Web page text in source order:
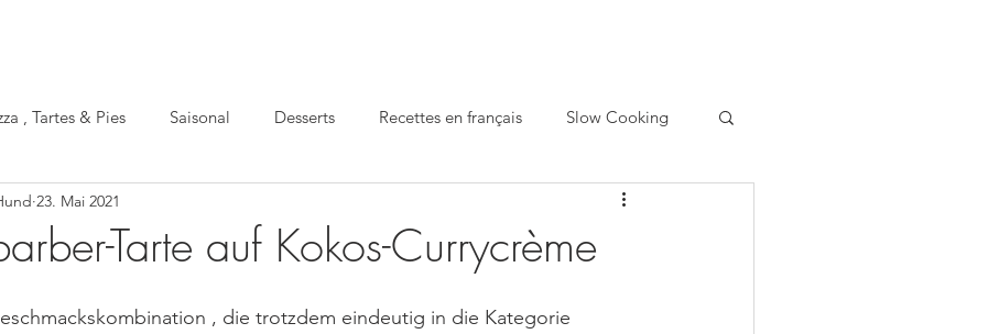
, Tartes & Pies Saisonal Desserts Recettes en français Slow Cooking
Apéro
Tarte auf Kokos-Currycrème
23. Mai 2021
, die trotzdem eindeutig in die Kategorie